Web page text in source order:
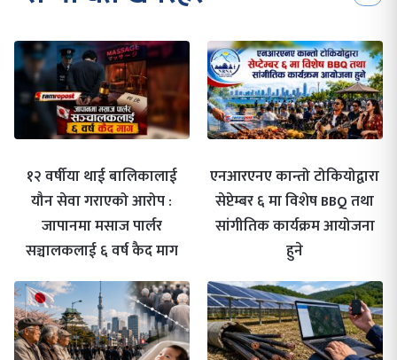
१२ वर्षीया थाई बालिकालाई
यौन सेवा गराएको आरोप :
जापानमा मसाज पार्लर
सञ्चालकलाई ६ वर्ष कैद माग
एनआरएनए कान्तो टोकियोद्वारा
सेप्टेम्बर ६ मा विशेष BBQ तथा
सांगीतिक कार्यक्रम आयोजना
हुने